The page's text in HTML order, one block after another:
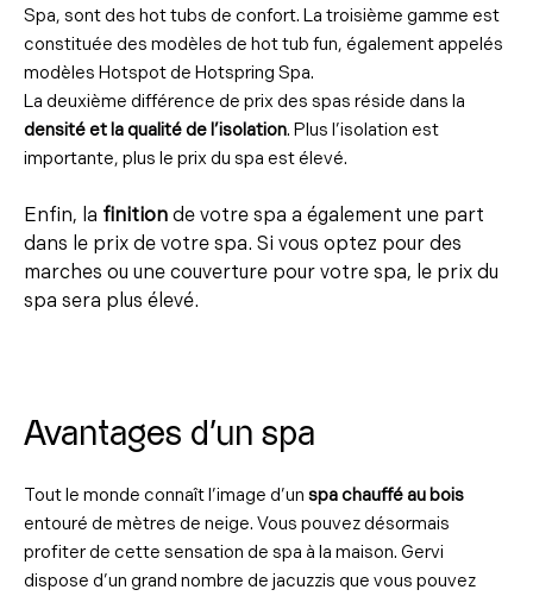
Spa, sont des hot tubs de confort. La troisième gamme est
constituée des modèles de hot tub fun, également appelés
modèles Hotspot de Hotspring Spa.
La deuxième différence de prix des spas réside dans la
densité et la qualité de l’isolation. Plus l’isolation est
importante, plus le prix du spa est élevé.
Enfin, la finition de votre spa a également une part
dans le prix de votre spa. Si vous optez pour des
marches ou une couverture pour votre spa, le prix du
spa sera plus élevé.
Avantages d'un spa
Tout le monde connaît l’image d’un spa chauffé au bois
entouré de mètres de neige. Vous pouvez désormais
profiter de cette sensation de spa à la maison. Gervi
dispose d’un grand nombre de jacuzzis que vous pouvez